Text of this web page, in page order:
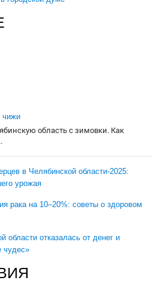
чижи
область с зимовки. Как
в Челябинской области-2025:
урожая
рака на 10–20%: советы о здоровом
области отказалась от денег и
чудес»